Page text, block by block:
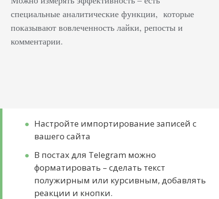
специальные аналитические функции, которые
показывают вовлеченность лайки, репосты и
комментарии.
Настройте импортирование записей с
вашего сайта
В постах для Telegram можно
форматировать – сделать текст
полужирным или курсивным, добавлять
реакции и кнопки.